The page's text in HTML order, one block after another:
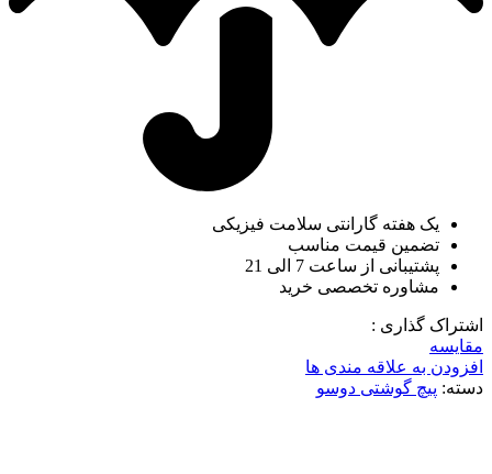
یک هفته گارانتی سلامت فیزیکی
تضمین قیمت مناسب
پشتیبانی از ساعت 7 الی 21
مشاوره تخصصی خرید
اشتراک گذاری :
مقایسه
افزودن به علاقه مندی ها
دسته: پیچ گوشتی دوسو